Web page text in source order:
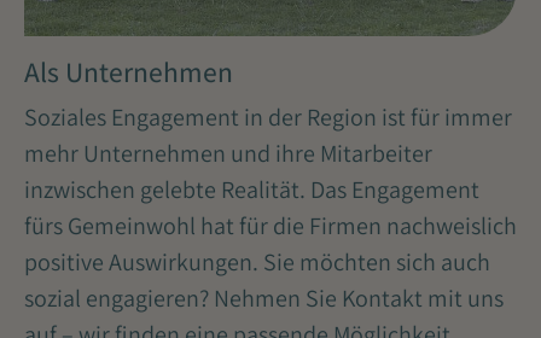
Als Unternehmen
Soziales Engagement in der Region ist für immer
mehr Unternehmen und ihre Mitarbeiter
inzwischen gelebte Realität. Das Engagement
fürs Gemeinwohl hat für die Firmen nachweislich
positive Auswirkungen. Sie möchten sich auch
sozial engagieren? Nehmen Sie Kontakt mit uns